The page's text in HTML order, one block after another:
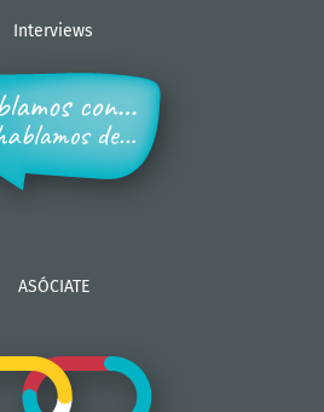
Interviews
ASÓCIATE